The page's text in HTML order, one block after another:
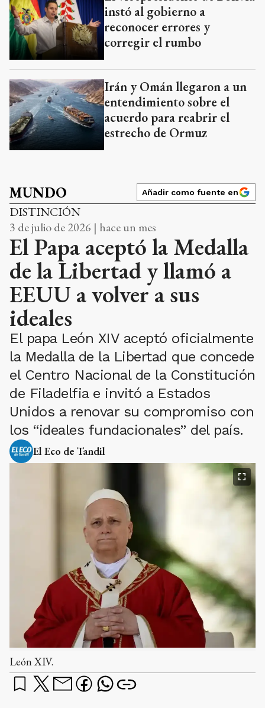
instó al gobierno a
reconocer errores y
corregir el rumbo
Irán y Omán llegaron a un
entendimiento sobre el
acuerdo para reabrir el
estrecho de Ormuz
MUNDO Añadir como fuente en
DISTINCIÓN
3 de julio de 2026 | hace un mes
El Papa aceptó la Medalla
de la Libertad y llamó a
EEUU a volver a sus
ideales
El papa León XIV aceptó oficialmente
la Medalla de la Libertad que concede
el Centro Nacional de la Constitución
de Filadelfia e invitó a Estados
Unidos a renovar su compromiso con
los “ideales fundacionales” del país.
El Eco de Tandil
León XIV.